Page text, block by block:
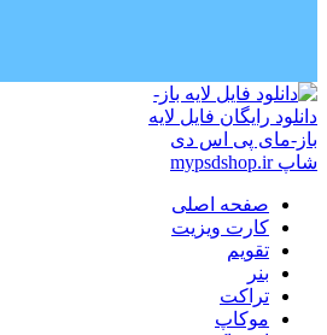
صفحه اصلی
کارت ویزیت
تقویم
بنر
تراکت
موکاپ